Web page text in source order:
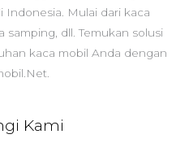
Indonesia. Mulai dari kaca
samping, dll. Temukan solusi
kaca mobil Anda dengan
Kami